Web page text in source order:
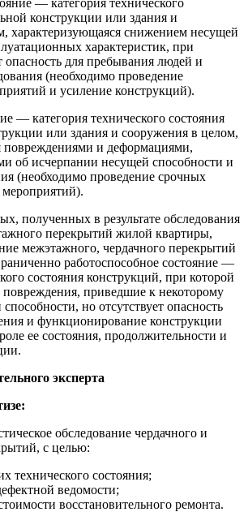
— категория технического
конструкции или здания и
характеризующаяся снижением несущей
характеристик, при
опасность для пребывания людей и
(необходимо проведение
и усиление конструкций).
— категория технического состояния
или здания и сооружения в целом,
повреждениями и деформациями,
об исчерпании несущей способности и
(необходимо проведение срочных
полученных в результате обследования
перекрытий жилой квартиры,
межэтажного, чердачного перекрытий
работоспособное состояние —
состояния конструкций, при которой
приведшие к некоторому
но отсутствует опасность
и функционирование конструкции
ее состояния, продолжительности и
эксперта
обследование чердачного и
с целью:
технического состояния;
ведомости;
восстановительного ремонта.